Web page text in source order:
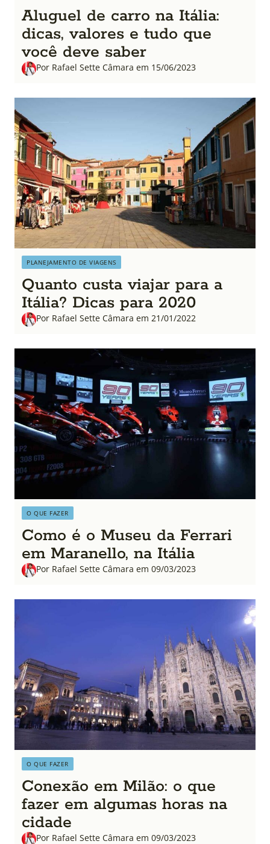
Aluguel de carro na Itália:
dicas, valores e tudo que
você deve saber
Por Rafael Sette Câmara em 15/06/2023
PLANEJAMENTO DE VIAGENS
Quanto custa viajar para a
Itália? Dicas para 2020
Por Rafael Sette Câmara em 21/01/2022
O QUE FAZER
Como é o Museu da Ferrari
em Maranello, na Itália
Por Rafael Sette Câmara em 09/03/2023
O QUE FAZER
Conexão em Milão: o que
fazer em algumas horas na
cidade
Por Rafael Sette Câmara em 09/03/2023